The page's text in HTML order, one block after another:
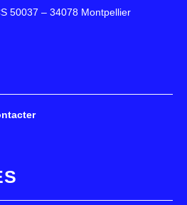
50037 – 34078 Montpellier